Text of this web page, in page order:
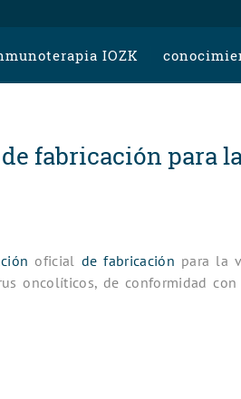
IOZK
fabricación para
oficial de fabricación para la
oncolíticos, de conformidad con